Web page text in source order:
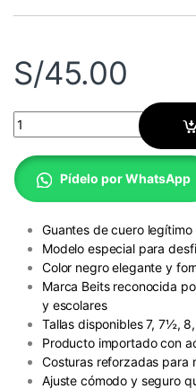
Guantes de cuero legítimo
Modelo especial para
Color negro elegante y
Marca Beits reconocida
y escolares
Tallas disponibles 7, 7½,
Producto importado con
Costuras reforzadas para
Ajuste cómodo y seguro
S/45.00
Guantes de Cuero Beits
Pídelo por WhatsApp